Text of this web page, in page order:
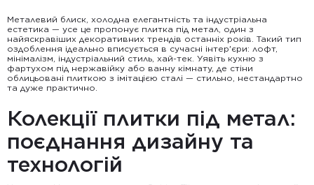
Металевий блиск, холодна елегантність та індустріальна
естетика — усе це пропонує плитка під метал, один з
найяскравіших декоративних трендів останніх років. Такий тип
оздоблення ідеально вписується в сучасні інтер'єри: лофт,
мінімалізм, індустріальний стиль, хай-тек. Уявіть кухню з
фартухом під нержавійку або ванну кімнату, де стіни
облицьовані плиткою з імітацією сталі — стильно, нестандартно
та дуже практично.
Колекції плитки під метал:
поєднання дизайну та
технологій